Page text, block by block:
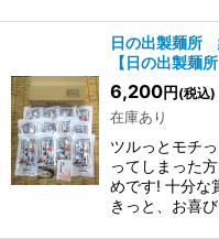
日の出製麺所
【日の出製麺所
6,200円 (税込)
在庫あり
ツルっとモチ
ってしまった
めです! 十分な
きっと、お喜